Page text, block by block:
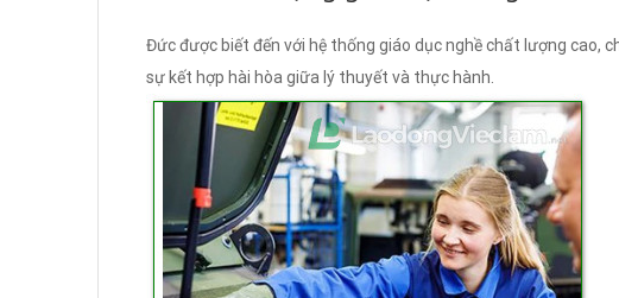
Đức được biết đến với hệ thống giáo dục nghề chất lượng cao,
sự kết hợp hài hòa giữa lý thuyết và thực hành.